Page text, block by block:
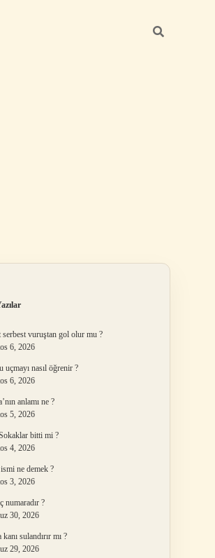
vuruştan gol olur mu ?
6, 2026
uçmayı nasıl öğrenir ?
6, 2026
anlamı ne ?
5, 2026
bitti mi ?
4, 2026
ne demek ?
3, 2026
numaradır ?
30, 2026
sulandırır mı ?
29, 2026